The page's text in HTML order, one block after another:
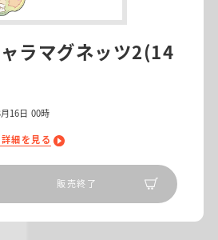
ラマグネッツ2(14
16日 00時
細を見る
販売終了